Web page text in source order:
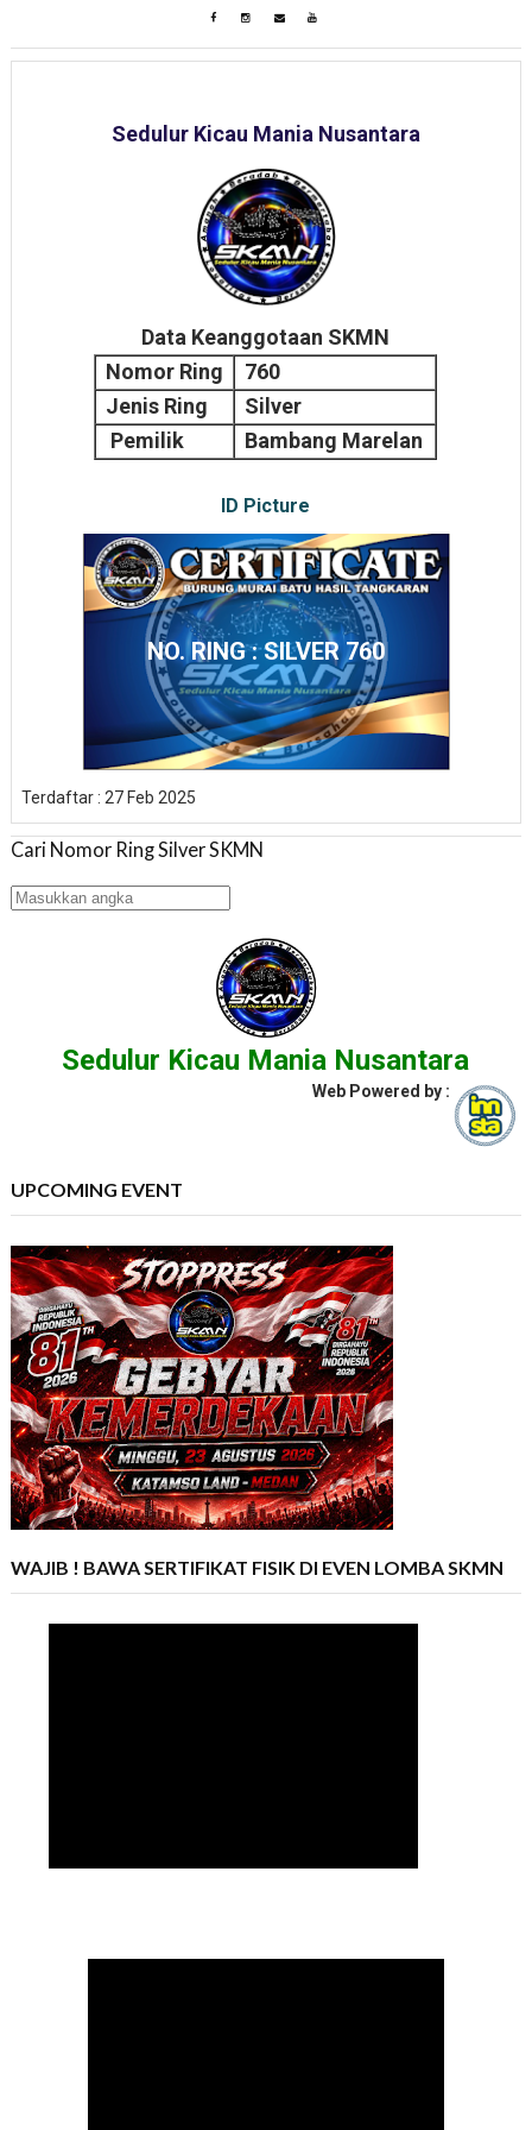
Sedulur Kicau Mania Nusantara
Data Keanggotaan SKMN
Nomor Ring
760
Jenis Ring
Silver
Pemilik
Bambang Marelan
ID Picture
NO. RING : SILVER 760
Terdaftar : 27 Feb 2025
Cari Nomor Ring Silver SKMN
Sedulur Kicau Mania Nusantara
Web Powered by :
UPCOMING EVENT
WAJIB ! BAWA SERTIFIKAT FISIK DI EVEN LOMBA SKMN